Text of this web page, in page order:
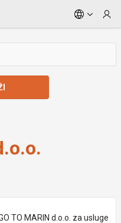
TO MARIN d.o.o. za usluge